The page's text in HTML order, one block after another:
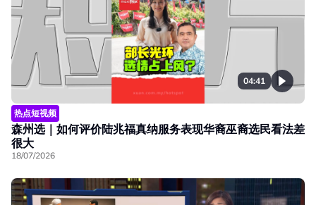
04:41
热点短视频
森州选｜如何评价陆兆福真纳服务表现华裔巫裔选民看法差
很大
18/07/2026